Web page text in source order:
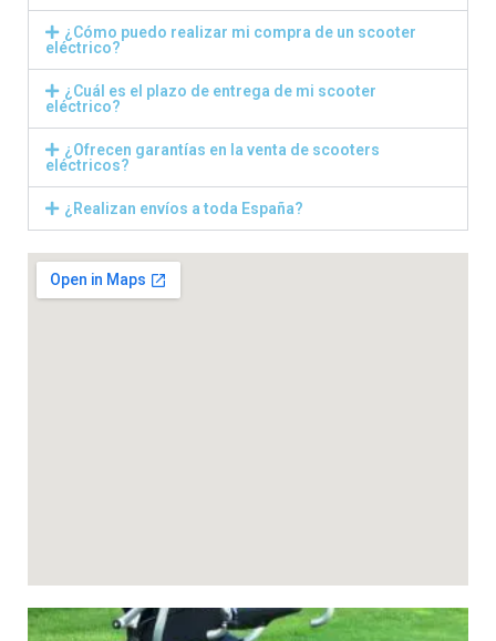
¿Cómo puedo realizar mi compra de un scooter
eléctrico?
¿Cuál es el plazo de entrega de mi scooter
eléctrico?
¿Ofrecen garantías en la venta de scooters
eléctricos?
¿Realizan envíos a toda España?